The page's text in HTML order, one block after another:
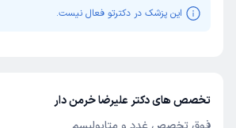
این پزشک در دکترتو فعال نیست.
تخصص های دکتر علیرضا خرمن دار